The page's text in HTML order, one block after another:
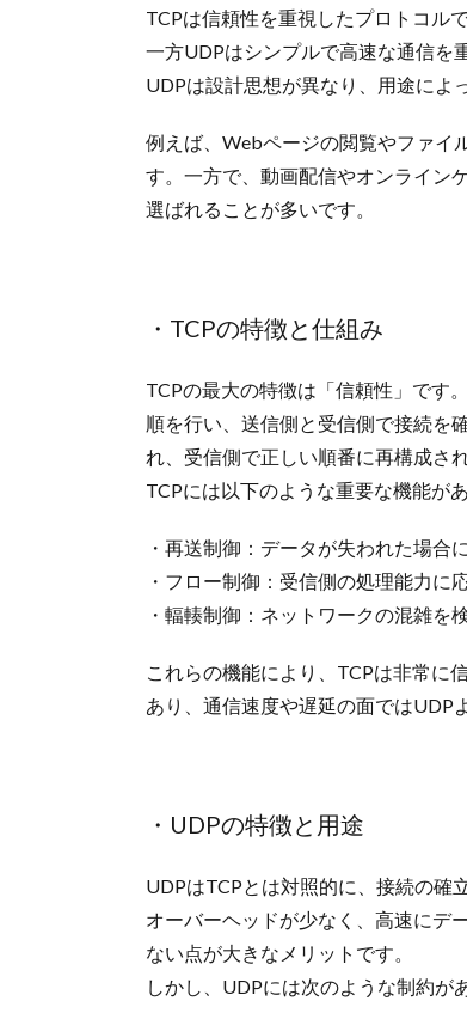
TCPは信頼性を重視したプロトコル
一方UDPはシンプルで高速な通信を
UDPは設計思想が異なり、用途によ
例えば、Webページの閲覧やファイ
す。一方で、動画配信やオンライン
選ばれることが多いです。
・TCPの特徴と仕組み
TCPの最大の特徴は「信頼性」です
順を行い、送信側と受信側で接続を
れ、受信側で正しい順番に再構成され
TCPには以下のような重要な機能があ
・再送制御：データが失われた場合
・フロー制御：受信側の処理能力に
・輻輳制御：ネットワークの混雑を
これらの機能により、TCPは非常に
あり、通信速度や遅延の面ではUDP
・UDPの特徴と用途
UDPはTCPとは対照的に、接続の確
オーバーヘッドが少なく、高速にデ
ない点が大きなメリットです。
しかし、UDPには次のような制約が